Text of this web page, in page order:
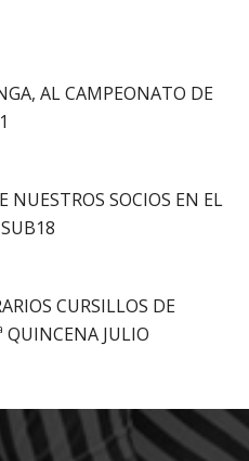
AL CAMPEONATO DE
NUESTROS SOCIOS EN EL
CURSILLOS DE
QUINCENA JULIO